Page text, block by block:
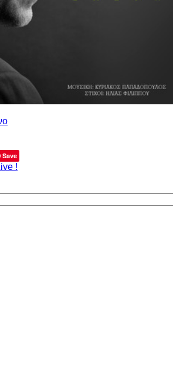
Save